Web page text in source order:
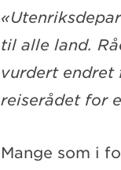
til alle land.
vurdert endret
reiserådet for
Mange som i